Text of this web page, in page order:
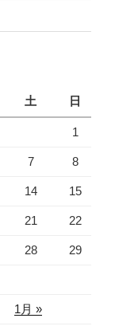
土 日
1月 »
1
7 8
14 15
21 22
28 29